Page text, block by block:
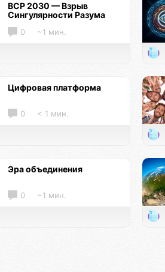
ВСР 2030 — Взрыв
Сингулярности Разума
0 ~1 мин.
Цифровая платформа
0 < 1 мин.
Эра объединения
0 ~1 мин.